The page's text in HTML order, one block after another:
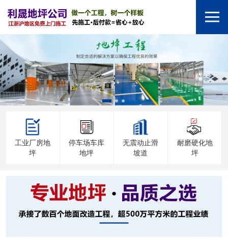
工业厂房地
坪
停车场车库
地坪
无震动止滑
坡道
耐磨硬化地
坪